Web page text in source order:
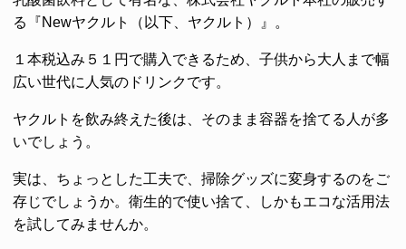
る『Newヤクルト（以下、ヤクルト）』。
１本税込み５１円で購入できるため、子供から大人まで幅
広い世代に人気のドリンクです。
ヤクルトを飲み終えた後は、そのまま容器を捨てる人が多
いでしょう。
実は、ちょっとした工夫で、掃除グッズに変身するのをご
存じでしょうか。衛生的で使い捨て、しかもエコな活用法
を試してみませんか。